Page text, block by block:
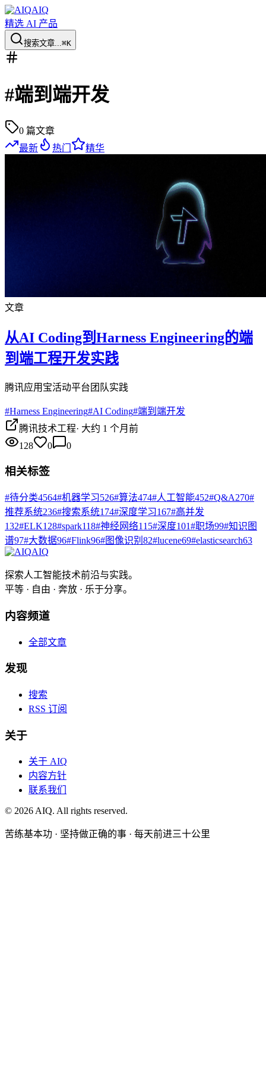
AIQ
精选 AI 产品
搜索文章...⌘K
#端到端开发
0 篇文章
最新
热门 精华
文章
从AI Coding到Harness Engineering的端
到端工程开发实践
腾讯应用宝活动平台团队实践
#Harness Engineering#AI Coding#端到端开发
腾讯技术工程· 大约 1 个月前
128
0 0
相关标签
#待分类4564#机器学习526#算法474#人工智能452#Q&A270#
推荐系统236#搜索系统174#深度学习167#高并发
132#ELK128#spark118#神经网络115#深度101#职场99#知识图
谱97#大数据96#Flink96#图像识别 82#lucene69#elasticsearch63
AIQ
探索人工智能技术前沿与实践。
平等 · 自由 · 奔放 · 乐于分享。
内容频道
全部文章
发现
搜索
RSS 订阅
关于
关于 AIQ
内容方针
联系我们
© 2026AIQ. All rights reserved.
苦练基本功 · 坚持做正确的事 · 每天前进三十公里